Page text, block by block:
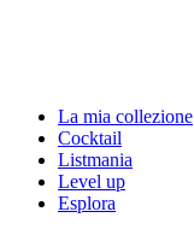
La mia collezione
Cocktail
Listmania
Level up
Esplora